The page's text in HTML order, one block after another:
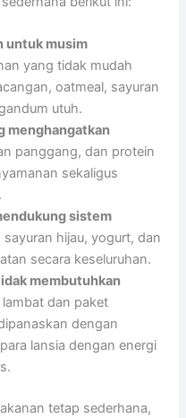
untuk musim
yang tidak mudah
oatmeal, sayuran
utuh.
menghangatkan
panggang, dan protein
sekaligus
sistem
sayuran hijau, yogurt, dan
secara keseluruhan.
membutuhkan
dan paket
dengan
lansia dengan energi
tetap sederhana,